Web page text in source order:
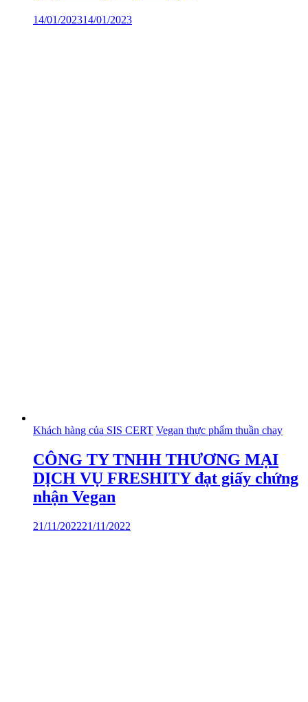
14/01/202314/01/2023
Khách hàng của SIS CERT Vegan thực phẩm thuần chay
CÔNG TY TNHH THƯƠNG MẠI
DỊCH VỤ FRESHITY đạt giấy chứng
nhận Vegan
21/11/202221/11/2022